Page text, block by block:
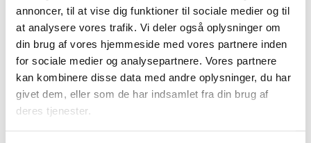
annoncer, til at vise dig funktioner til sociale medier og til
at analysere vores trafik. Vi deler også oplysninger om
din brug af vores hjemmeside med vores partnere inden
for sociale medier og analysepartnere. Vores partnere
kan kombinere disse data med andre oplysninger, du har
givet dem, eller som de har indsamlet fra din brug af
deres tjenester.
2027
08. juni 2026
BL INFORMERER
Ansvar for nødforsyning i plejeboliger ved
forsyningssvigt